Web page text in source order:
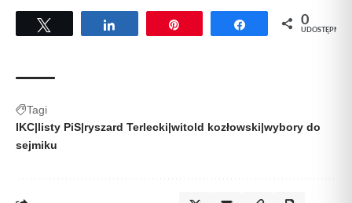
Udostępnij Udostępnij
0
UDOSTĘPNIEŃ
Tagi
IKC|listy PiS|ryszard Terlecki|witold kozłowski|wybory do
sejmiku